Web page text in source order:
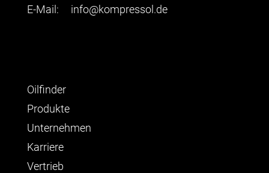
E-Mail:
info@kompressol.de
Oilfinder
Produkte
Unternehmen
Karriere
Vertrieb